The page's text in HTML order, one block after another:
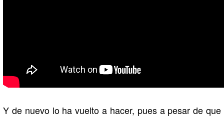
Y de nuevo lo ha vuelto a hacer, pues a pesar de que